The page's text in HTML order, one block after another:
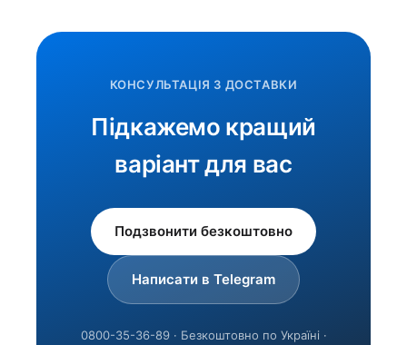
КОНСУЛЬТАЦІЯ З ДОСТАВКИ
Підкажемо кращий
варіант для вас
Подзвонити безкоштовно
Написати в Telegram
0800-35-36-89 · Безкоштовно по Україні ·